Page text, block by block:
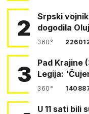
2
Srpski
dogodila
360°
3
Pad Krajine
Legija:
360°
U 11 sati bili su pred Kninom.